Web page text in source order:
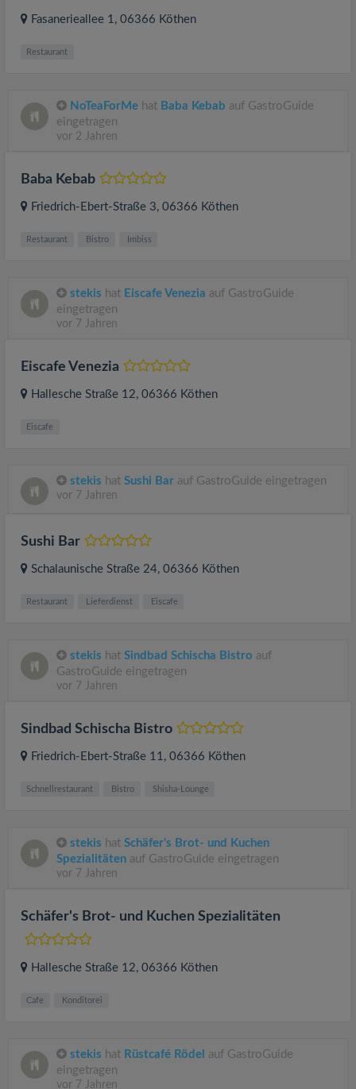
Fasanerieallee 1, 06366 Köthen
Restaurant
NoTeaForMe hat Baba Kebab auf GastroGuide
eingetragen
vor 2 Jahren
Baba Kebab
Friedrich-Ebert-Straße 3, 06366 Köthen
Restaurant Bistro Imbiss
stekis hat Eiscafe Venezia auf GastroGuide
eingetragen
vor 7 Jahren
Eiscafe Venezia
Hallesche Straße 12, 06366 Köthen
Eiscafe
stekis hat Sushi Bar auf GastroGuide eingetragen
vor 7 Jahren
Sushi Bar
Schalaunische Straße 24, 06366 Köthen
Restaurant Lieferdienst Eiscafe
stekis hat Sindbad Schischa Bistro auf
GastroGuide eingetragen
vor 7 Jahren
Sindbad Schischa Bistro
Friedrich-Ebert-Straße 11, 06366 Köthen
Schnellrestaurant Bistro Shisha-Lounge
stekis hat Schäfer's Brot- und Kuchen
Spezialitäten auf GastroGuide eingetragen
vor 7 Jahren
Schäfer's Brot- und Kuchen Spezialitäten
Hallesche Straße 12, 06366 Köthen
Cafe Konditorei
stekis hat Rüstcafé Rödel auf GastroGuide
eingetragen
vor 7 Jahren